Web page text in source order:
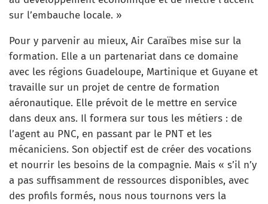
sur l’embauche locale. »
Pour y parvenir au mieux, Air Caraïbes mise sur la
formation. Elle a un partenariat dans ce domaine
avec les régions Guadeloupe, Martinique et Guyane et
travaille sur un projet de centre de formation
aéronautique. Elle prévoit de le mettre en service
dans deux ans. Il formera sur tous les métiers : de
l’agent au PNC, en passant par le PNT et les
mécaniciens. Son objectif est de créer des vocations
et nourrir les besoins de la compagnie. Mais « s’il n’y
a pas suffisamment de ressources disponibles, avec
des profils formés, nous nous tournons vers la